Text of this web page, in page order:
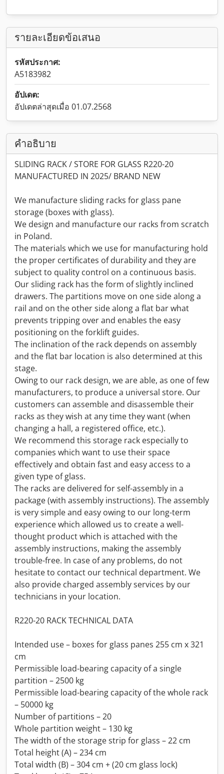
รายละเอียดข้อเสนอ
รหัสประกาศ:
A5183982
อัปเดต:
อัปเดตล่าสุดเมื่อ 01.07.2568
คำอธิบาย
SLIDING RACK / STORE FOR GLASS R220-20
MANUFACTURED IN 2025/ BRAND NEW
We manufacture sliding racks for glass pane
storage (boxes with glass).
We design and manufacture our racks from scratch
in Poland.
The materials which we use for manufacturing hold
the proper certificates of durability and they are
subject to quality control on a continuous basis.
Our sliding rack has the form of slightly inclined
drawers. The partitions move on one side along a
rail and on the other side along a flat bar what
prevents tripping over and enables the easy
positioning on the forklift guides.
The inclination of the rack depends on assembly
and the flat bar location is also determined at this
stage.
Owing to our rack design, we are able, as one of few
manufacturers, to produce a universal store. Our
customers can assemble and disassemble their
racks as they wish at any time they want (when
changing a hall, a registered office, etc.).
We recommend this storage rack especially to
companies which want to use their space
effectively and obtain fast and easy access to a
given type of glass.
The racks are delivered for self-assembly in a
package (with assembly instructions). The assembly
is very simple and easy owing to our long-term
experience which allowed us to create a well-
thought product which is attached with the
assembly instructions, making the assembly
trouble-free. In case of any problems, do not
hesitate to contact our technical department. We
also provide charged assembly services by our
technicians in your location.
R220-20 RACK TECHNICAL DATA
Intended use – boxes for glass panes 255 cm x 321
cm
Permissible load-bearing capacity of a single
partition – 2500 kg
Permissible load-bearing capacity of the whole rack
– 50000 kg
Number of partitions – 20
Whole partition weight – 130 kg
The width of the storage strip for glass – 22 cm
Total height (A) – 234 cm
Total width (B) – 304 cm + (20 cm glass lock)